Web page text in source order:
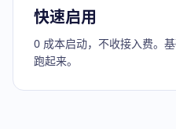
快速启用
0 成本启动，不收接入费。
跑起来。